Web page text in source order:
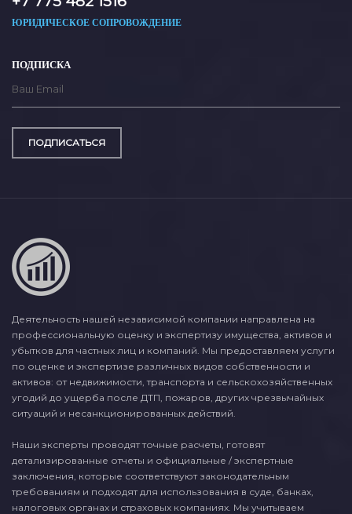
ЮРИДИЧЕСКОЕ СОПРОВОЖДЕНИЕ
ПОДПИСКА
ПОДПИСАТЬСЯ
Деятельность нашей независимой компании направлена на
профессиональную оценку и экспертизу имущества, активов и
убытков для частных лиц и компаний. Мы предоставляем услуги
по оценке и экспертизе различных видов собственности и
активов: от недвижимости, транспорта и сельскохозяйственных
угодий до ущерба после ДТП, пожаров, других чрезвычайных
ситуаций и несанкционированных действий.
Наши эксперты проводят точные расчеты, готовят
детализированные отчеты и официальные / экспертные
заключения, которые соответствуют законодательным
требованиям и подходят для использования в суде, банках,
налоговых органах и страховых компаниях. Мы учитываем